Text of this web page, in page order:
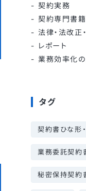
契約実務
契約専門書籍
法律・法改正
レポート
業務効率化
タグ
契約書ひな形
業務委託契約
秘密保持契約